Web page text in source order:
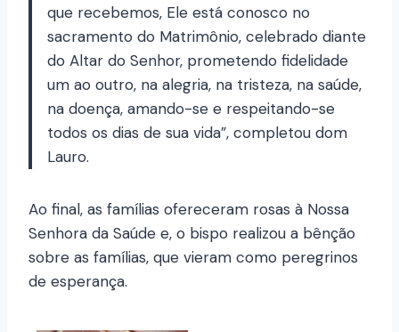
que recebemos, Ele está conosco no
sacramento do Matrimônio, celebrado diante
do Altar do Senhor, prometendo fidelidade
um ao outro, na alegria, na tristeza, na saúde,
na doença, amando-se e respeitando-se
todos os dias de sua vida”, completou dom
Lauro.
Ao final, as famílias ofereceram rosas à Nossa
Senhora da Saúde e, o bispo realizou a bênção
sobre as famílias, que vieram como peregrinos
de esperança.